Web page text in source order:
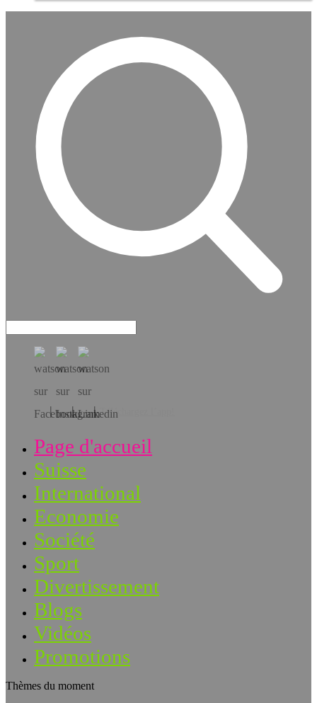
Téléchargez l’app!
Page d'accueil
Suisse
International
Economie
Société
Sport
Divertissement
Blogs
Vidéos
Promotions
Thèmes du moment